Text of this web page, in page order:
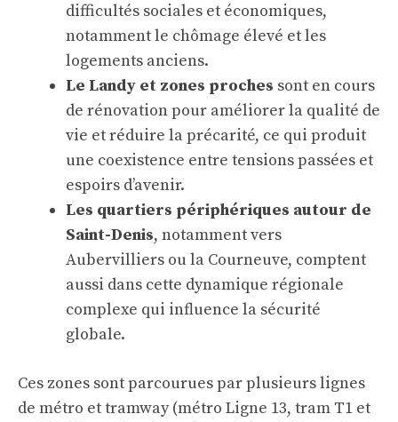
difficultés sociales et économiques,
notamment le chômage élevé et les
logements anciens.
Le Landy et zones proches sont en cours
de rénovation pour améliorer la qualité de
vie et réduire la précarité, ce qui produit
une coexistence entre tensions passées et
espoirs d’avenir.
Les quartiers périphériques autour de
Saint-Denis, notamment vers
Aubervilliers ou la Courneuve, comptent
aussi dans cette dynamique régionale
complexe qui influence la sécurité
globale.
Ces zones sont parcourues par plusieurs lignes
de métro et tramway (métro Ligne 13, tram T1 et